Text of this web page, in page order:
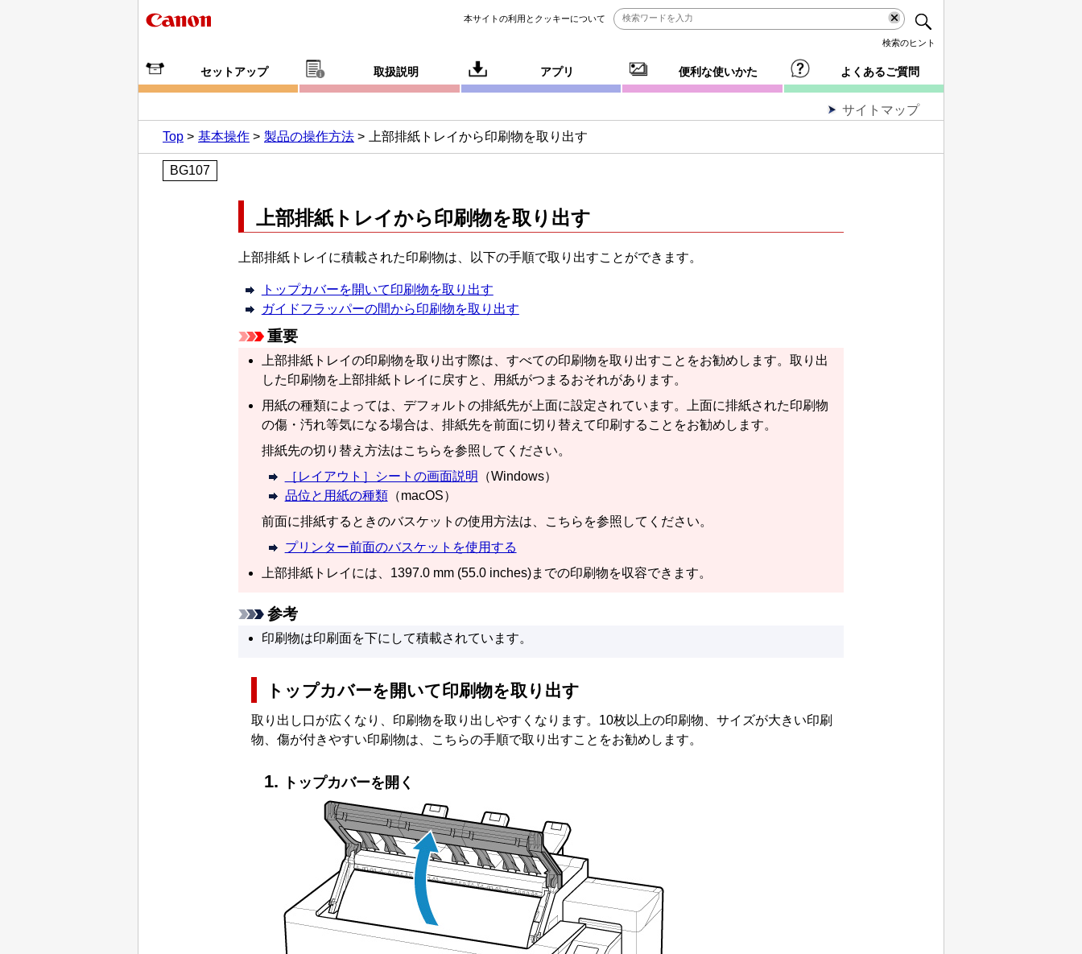
本サイトの利用とクッキーについて
検索のヒント
セットアップ 取扱説明 アプリ 便利な使いかた よくあるご質問
サイトマップ
Top
基本操作 製品の操作方法 上部排紙トレイから印刷物を取り出す
BG107
上部排紙トレイから印刷物を取り出す
上部排紙トレイに積載された印刷物は、以下の手順で取り出すことができます。
トップカバーを開いて印刷物を取り出す
ガイドフラッパーの間から印刷物を取り出す
重要
上部排紙トレイの印刷物を取り出す際は、すべての印刷物を取り出すことをお勧めします。取り出
した印刷物を上部排紙トレイに戻すと、用紙がつまるおそれがあります。
用紙の種類によっては、デフォルトの排紙先が上面に設定されています。上面に排紙された印刷物
の傷・汚れ等気になる場合は、排紙先を前面に切り替えて印刷することをお勧めします。
排紙先の切り替え方法はこちらを参照してください。
［レイアウト］シートの画面説明 （Windows）
品位と用紙の種類（macOS）
前面に排紙するときのバスケットの使用方法は、こちらを参照してください。
プリンター前面のバスケットを使用する
上部排紙トレイには、1397.0 mm (55.0 inches)までの印刷物を収容できます。
参考
印刷物は印刷面を下にして積載されています。
トップカバーを開いて印刷物を取り出す
取り出し口が広くなり、印刷物を取り出しやすくなります。10枚以上の印刷物、サイズが大きい印刷
物、傷が付きやすい印刷物は、こちらの手順で取り出すことをお勧めします。
トップカバーを開く